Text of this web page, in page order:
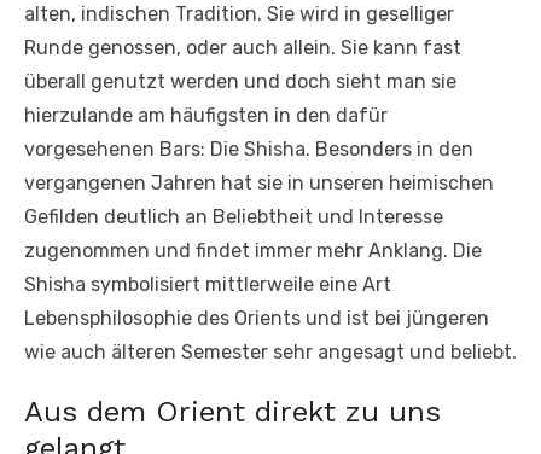
alten, indischen Tradition. Sie wird in geselliger
Runde genossen, oder auch allein. Sie kann fast
überall genutzt werden und doch sieht man sie
hierzulande am häufigsten in den dafür
vorgesehenen Bars: Die Shisha. Besonders in den
vergangenen Jahren hat sie in unseren heimischen
Gefilden deutlich an Beliebtheit und Interesse
zugenommen und findet immer mehr Anklang. Die
Shisha symbolisiert mittlerweile eine Art
Lebensphilosophie des Orients und ist bei jüngeren
wie auch älteren Semester sehr angesagt und beliebt.
Aus dem Orient direkt zu uns